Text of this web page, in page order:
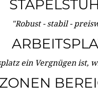
"Robust - stabil -
ein Vergnügen ist,
ZONEN